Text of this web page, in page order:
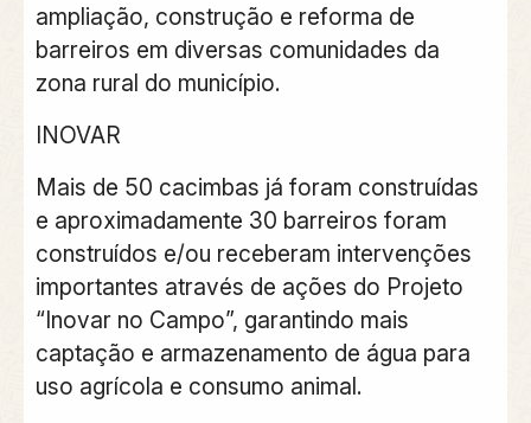
ampliação, construção e reforma de
barreiros em diversas comunidades da
zona rural do município.
INOVAR
Mais de 50 cacimbas já foram construídas
e aproximadamente 30 barreiros foram
construídos e/ou receberam intervenções
importantes através de ações do Projeto
“Inovar no Campo”, garantindo mais
captação e armazenamento de água para
uso agrícola e consumo animal.